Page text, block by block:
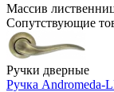
Массив
Сопутствующие
Ручки дверные
Ручка Andromeda-